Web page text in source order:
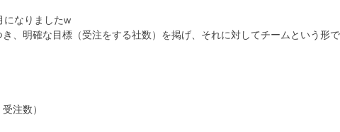
になりましたw
、明確な目標（受注をする社数）を掲げ、それに対してチームという形
注数）